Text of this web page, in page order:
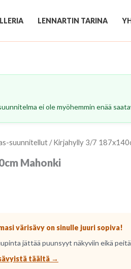
LENNARTIN TARINA
ei ole myöhemmin enää
suunnitellut / Kirjahylly 3/7
Mahonki
värisävy on sinulle juuri sopiva!
jättää puunsyyt näkyviin eikä
täältä →